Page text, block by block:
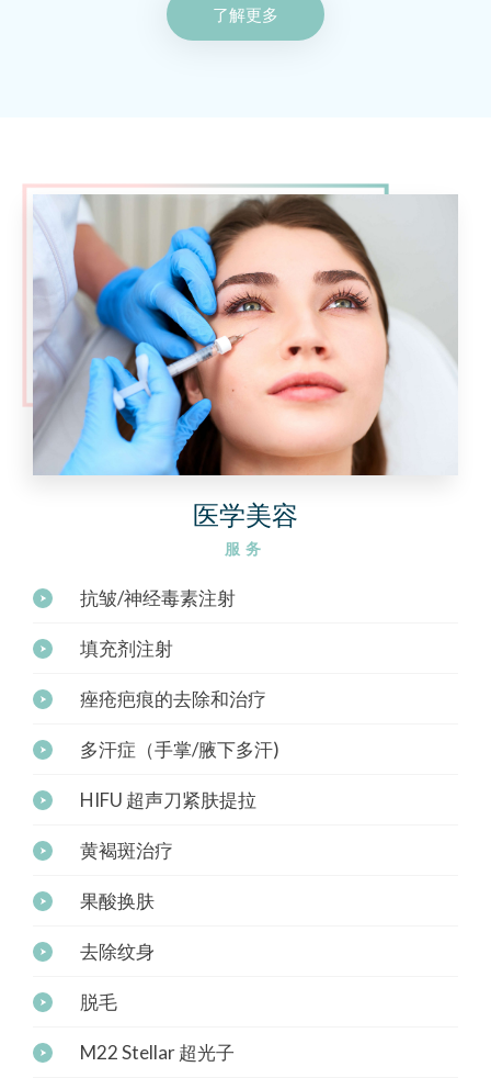
了解更多
医学美容
服务
抗皱/神经毒素注射
填充剂注射
痤疮疤痕的去除和治疗
多汗症（手掌/腋下多汗)
HIFU 超声刀紧肤提拉
黄褐斑治疗
果酸换肤
去除纹身
脱毛
M22 Stellar 超光子